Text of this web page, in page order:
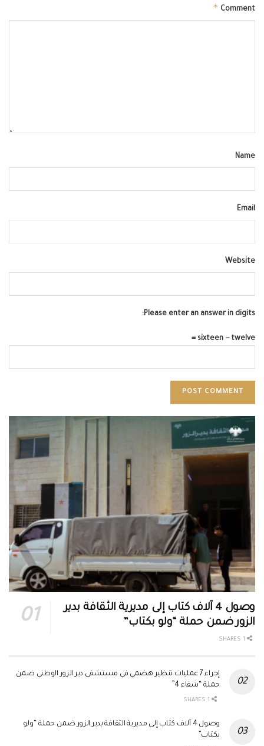
Comment
*
Name
Email
Website
Please enter an answer in digits:
sixteen − twelve =
وصول 4 آلاف كتاب إلى مديرية الثقافة بدير
الزور ضمن حملة “ولو بكتاب”
إجراء 7 عمليات تنظير هضمي في مستشفى دير الزور الوطني ضمن
حملة “شفاء 4”
وصول 4 آلاف كتاب إلى مديرية الثقافة بدير الزور ضمن حملة “ولو
بكتاب”